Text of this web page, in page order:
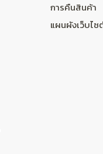
การคืนสินค้า
แผนผังเว็บไซ